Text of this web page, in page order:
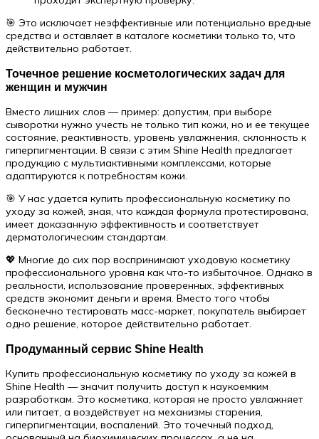
🎯 Это исключает неэффективные или потенциально вредные
средства и оставляет в каталоге косметики только то, что
действительно работает.
Точечное решение косметологических задач для
женщин и мужчин
Вместо лишних слов — пример: допустим, при выборе
сыворотки нужно учесть не только тип кожи, но и ее текущее
состояние, реактивность, уровень увлажнения, склонность к
гиперпигментации. В связи с этим Shine Health предлагает
продукцию с мультиактивными комплексами, которые
адаптируются к потребностям кожи.
🎯 У нас удается купить профессиональную косметику по
уходу за кожей, зная, что каждая формула протестирована,
имеет доказанную эффективность и соответствует
дерматологическим стандартам.
💖 Многие до сих пор воспринимают уходовую косметику
профессионального уровня как что-то избыточное. Однако в
реальности, использование проверенных, эффективных
средств экономит деньги и время. Вместо того чтобы
бесконечно тестировать масс-маркет, покупатель выбирает
одно решение, которое действительно работает.
Продуманный сервис Shine Health
Купить профессиональную косметику по уходу за кожей в
Shine Health — значит получить доступ к наукоемким
разработкам. Это косметика, которая не просто увлажняет
или питает, а воздействует на механизмы старения,
гиперпигментации, воспалений. Это точечный подход,